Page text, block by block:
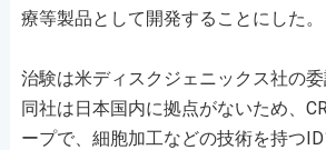
療等製品として開発することにした。
治験は米ディスクジェニックス社の委
同社は日本国内に拠点がないため、
ープで、細胞加工などの技術を持つ